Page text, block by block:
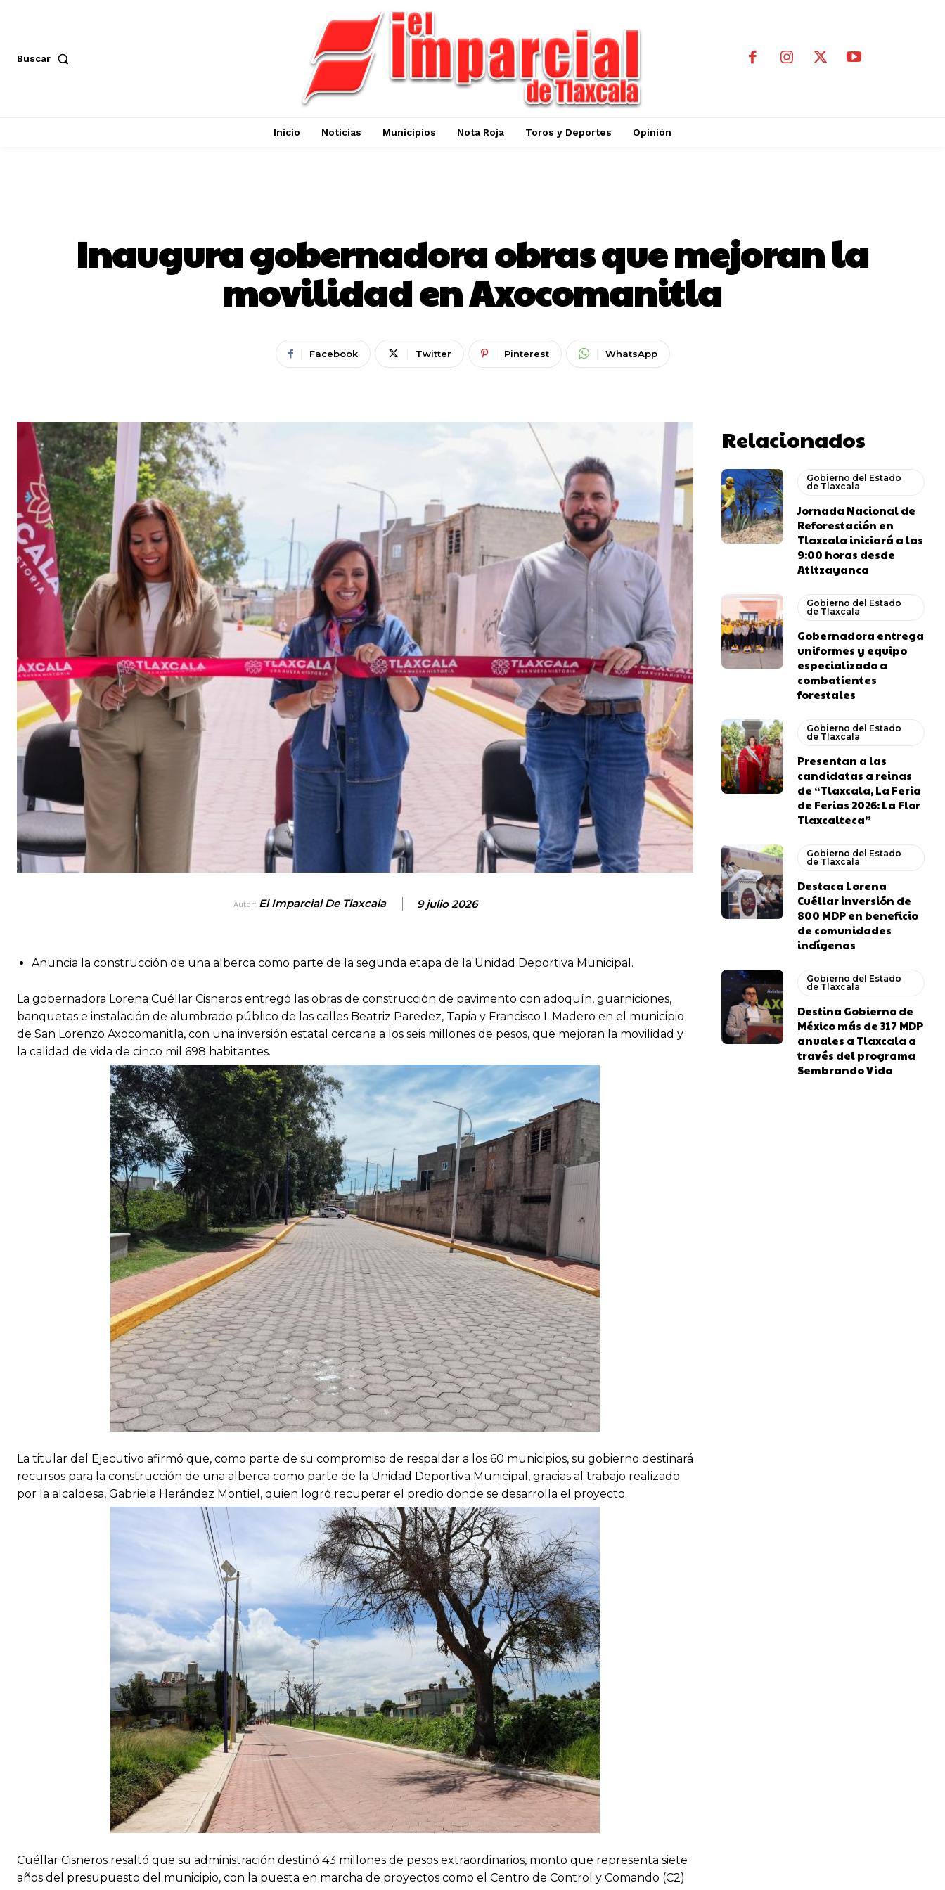
Buscar
Inicio Noticias Municipios Nota Roja Toros y Deportes Opinión
Inaugura gobernadora obras que mejoran la
movilidad en Axocomanitla
Facebook Twitter Pinterest WhatsApp
Autor: El Imparcial De Tlaxcala 9 julio 2026
Anuncia la construcción de una alberca como parte de la segunda etapa de la Unidad Deportiva Municipal.
La gobernadora Lorena Cuéllar Cisneros entregó las obras de construcción de pavimento con adoquín, guarniciones,
banquetas e instalación de alumbrado público de las calles Beatriz Paredez, Tapia y Francisco I. Madero en el municipio
de San Lorenzo Axocomanitla, con una inversión estatal cercana a los seis millones de pesos, que mejoran la movilidad y
la calidad de vida de cinco mil 698 habitantes.
La titular del Ejecutivo afirmó que, como parte de su compromiso de respaldar a los 60 municipios, su gobierno destinará
recursos para la construcción de una alberca como parte de la Unidad Deportiva Municipal, gracias al trabajo realizado
por la alcaldesa, Gabriela Herández Montiel, quien logró recuperar el predio donde se desarrolla el proyecto.
Cuéllar Cisneros resaltó que su administración destinó 43 millones de pesos extraordinarios, monto que representa siete
años del presupuesto del municipio, con la puesta en marcha de proyectos como el Centro de Control y Comando (C2)
Relacionados
Gobierno del Estado
de Tlaxcala
Jornada Nacional de
Reforestación en
Tlaxcala iniciará a las
9:00 horas desde
Atltzayanca
Gobierno del Estado
de Tlaxcala
Gobernadora entrega
uniformes y equipo
especializado a
combatientes
forestales
Gobierno del Estado
de Tlaxcala
Presentan a las
candidatas a reinas
de “Tlaxcala, La Feria
de Ferias 2026: La Flor
Tlaxcalteca”
Gobierno del Estado
de Tlaxcala
Destaca Lorena
Cuéllar inversión de
800 MDP en beneficio
de comunidades
indígenas
Gobierno del Estado
de Tlaxcala
Destina Gobierno de
México más de 317 MDP
anuales a Tlaxcala a
través del programa
Sembrando Vida